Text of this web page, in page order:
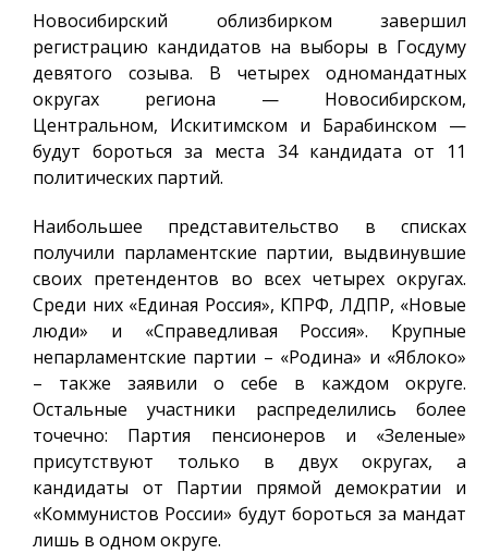
Новосибирский облизбирком завершил
регистрацию кандидатов на выборы в Госдуму
девятого созыва. В четырех одномандатных
округах региона — Новосибирском,
Центральном, Искитимском и Барабинском —
будут бороться за места 34 кандидата от 11
политических партий.
Наибольшее представительство в списках
получили парламентские партии, выдвинувшие
своих претендентов во всех четырех округах.
Среди них «Единая Россия», КПРФ, ЛДПР, «Новые
люди» и «Справедливая Россия». Крупные
непарламентские партии – «Родина» и «Яблоко»
– также заявили о себе в каждом округе.
Остальные участники распределились более
точечно: Партия пенсионеров и «Зеленые»
присутствуют только в двух округах, а
кандидаты от Партии прямой демократии и
«Коммунистов России» будут бороться за мандат
лишь в одном округе.